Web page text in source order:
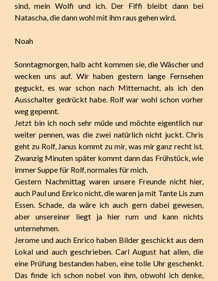
sind, mein Wolfi und ich. Der Fiffi bleibt dann bei
Natascha, die dann wohl mit ihm raus gehen wird.
Noah
Sonntagmorgen, halb acht kommen sie, die Wäscher und
wecken uns auf. Wir haben gestern lange Fernsehen
geguckt, es war schon nach Mitternacht, als ich den
Ausschalter gedrückt habe. Rolf war wohl schon vorher
weg gepennt.
Jetzt bin ich noch sehr müde und möchte eigentlich nur
weiter pennen, was die zwei natürlich nicht juckt. Chris
geht zu Rolf, Janus kommt zu mir, was mir ganz recht ist.
Zwanzig Minuten später kommt dann das Frühstück, wie
immer Suppe für Rolf, normales für mich.
Gestern Nachmittag waren unsere Freunde nicht hier,
auch Paul und Enrico nicht, die waren ja mit Tante Lis zum
Essen. Schade, da wäre ich auch gern dabei gewesen,
aber unsereiner liegt ja hier rum und kann nichts
unternehmen.
Jerome und auch Enrico haben Bilder geschickt aus dem
Lokal und auch geschrieben. Carl August hat allen, die
eine Prüfung bestanden haben, eine tolle Uhr geschenkt.
Das finde ich schon nobel von ihm, obwohl ich denke,